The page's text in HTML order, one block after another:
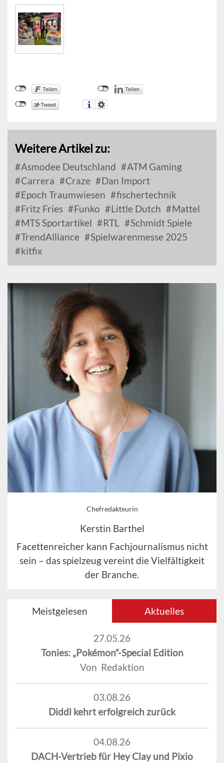
Weitere Artikel zu:
Asmodee Deutschland
ATM Gaming
Carrera
Craze
Dan Import
Epoch Traumwiesen
fischertechnik
Fritz Fries
Funko Little Dutch
Mattel
MTS Sportartikel
RTL
Schmidt Spiele
TrendAlliance
Spielwarenmesse 2025
kitfix
Chefredakteurin
Kerstin Barthel
Facettenreicher kann Fachjournalismus nicht
sein – das spielzeug vereint die Vielfältigkeit
der Branche.
Meistgelesen Aktuelles
27.05.26
Tonies: „Pokémon“-Special Edition
Von Redaktion
03.08.26
Diddl kehrt erfolgreich zurück
04.08.26
DACH-Vertrieb für Hey Clay und Pixio